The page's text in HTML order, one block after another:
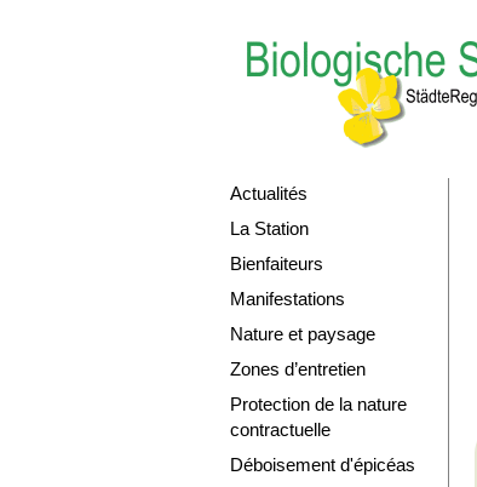
Actualités
La Station
Bienfaiteurs
Manifestations
Nature et paysage
Zones d’entretien
Protection de la nature
contractuelle
Déboisement d'épicéas